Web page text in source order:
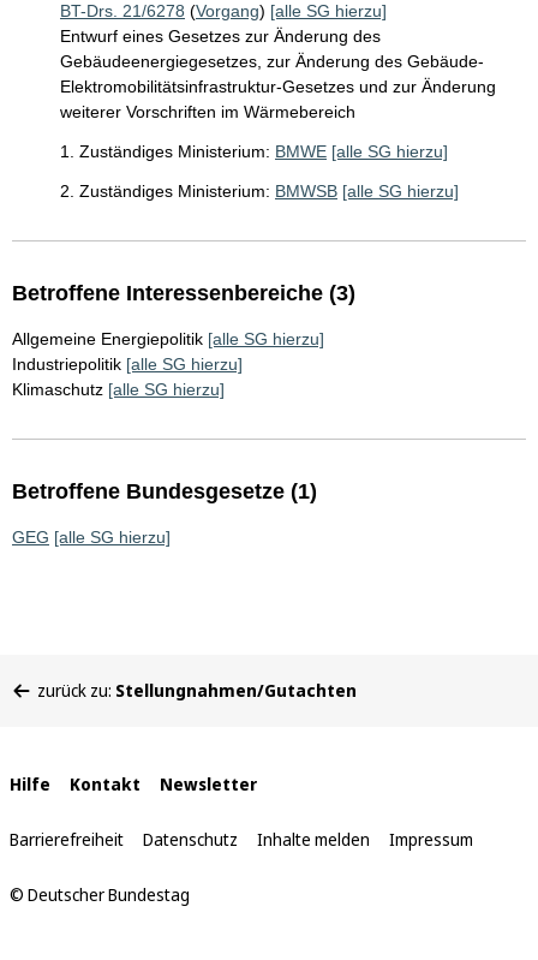
BT-Drs. 21/6278 (Vorgang) [alle SG hierzu]
Entwurf eines Gesetzes zur Änderung des
Gebäudeenergiegesetzes, zur Änderung des Gebäude-
Elektromobilitätsinfrastruktur-Gesetzes und zur Änderung
weiterer Vorschriften im Wärmebereich
1. Zuständiges Ministerium: BMWE [alle SG hierzu]
2. Zuständiges Ministerium: BMWSB [alle SG hierzu]
Betroffene Interessenbereiche (3)
Allgemeine Energiepolitik [alle SG hierzu]
Industriepolitik [alle SG hierzu]
Klimaschutz [alle SG hierzu]
Betroffene Bundesgesetze (1)
GEG [alle SG hierzu]
befinden
zurück zu: Stellungnahmen/Gutachten
Interne
Links
Hilfe Kontakt Newsletter
Barrierefreiheit Datenschutz Inhalte melden Impressum
© Deutscher Bundestag